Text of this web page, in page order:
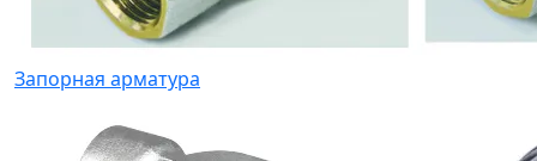
Запорная арматура